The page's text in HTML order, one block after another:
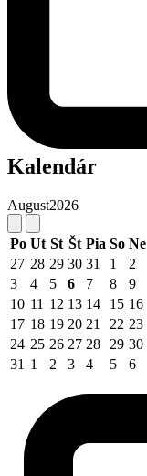
Kalendár
August2026
Po Ut St Št Pia So Ne
27 28 29 30 31 1
2
3
4 5 6 7 8
9
10 11 12 13 14 15 16
17 18 19 20 21 22 23
24 25 26 27 28 29 30
31 1 2 3 4 5 6